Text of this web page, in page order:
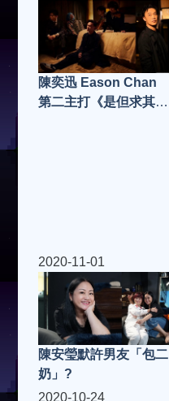
陳奕迅 Eason Chan
第二主打《是但求其
2020-11-01
陳安瑩默許男友「包二
奶」?
2020-10-24